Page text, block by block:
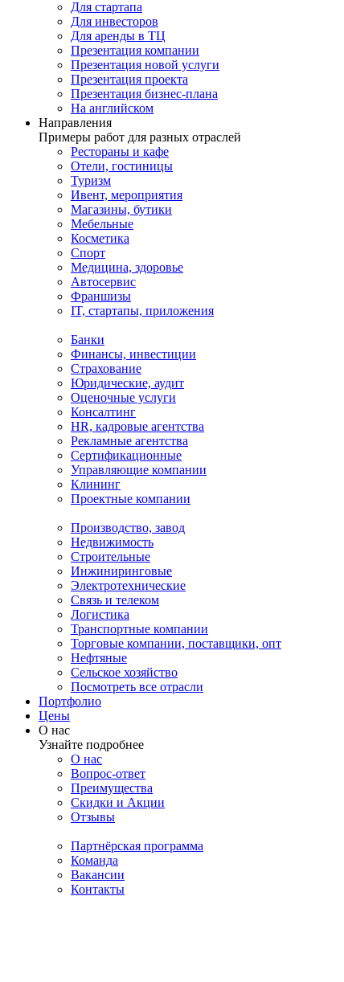
Для стартапа
Для инвесторов
Для аренды в ТЦ
Презентация компании
Презентация новой услуги
Презентация проекта
Презентация бизнес-плана
На английском
Направления
Примеры работ для разных отраслей
Рестораны и кафе
Отели, гостиницы
Туризм
Ивент, мероприятия
Магазины, бутики
Мебельные
Косметика
Спорт
Медицина, здоровье
Автосервис
Франшизы
IT, стартапы, приложения
Банки
Финансы, инвестиции
Страхование
Юридические, аудит
Оценочные услуги
Консалтинг
HR, кадровые агентства
Рекламные агентства
Сертификационные
Управляющие компании
Клининг
Проектные компании
Производство, завод
Недвижимость
Строительные
Инжиниринговые
Электротехнические
Связь и телеком
Логистика
Транспортные компании
Торговые компании, поставщики, опт
Нефтяные
Сельское хозяйство
Посмотреть все отрасли
Портфолио
Цены
О нас
Узнайте подробнее
О нас
Вопрос-ответ
Преимущества
Скидки и Акции
Отзывы
Партнёрская программа
Команда
Вакансии
Контакты